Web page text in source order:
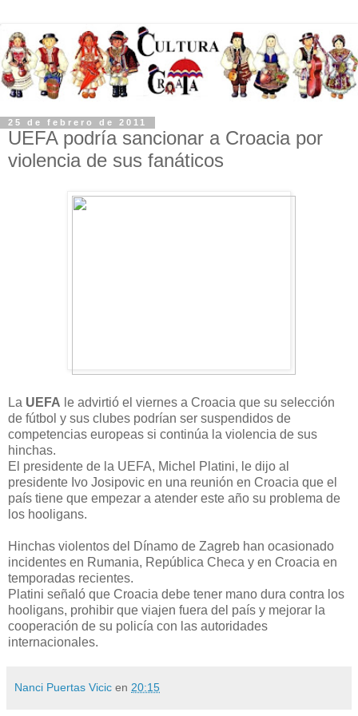
25 de febrero de 2011
UEFA podría sancionar a Croacia por
violencia de sus fanáticos
La UEFA le advirtió el viernes a Croacia que su selección
de fútbol y sus clubes podrían ser suspendidos de
competencias europeas si continúa la violencia de sus
hinchas.
El presidente de la UEFA, Michel Platini, le dijo al
presidente Ivo Josipovic en una reunión en Croacia que el
país tiene que empezar a atender este año su problema de
los hooligans.
Hinchas violentos del Dínamo de Zagreb han ocasionado
incidentes en Rumania, República Checa y en Croacia en
temporadas recientes.
Platini señaló que Croacia debe tener mano dura contra los
hooligans, prohibir que viajen fuera del país y mejorar la
cooperación de su policía con las autoridades
internacionales.
Nanci Puertas Vicic en 20:15